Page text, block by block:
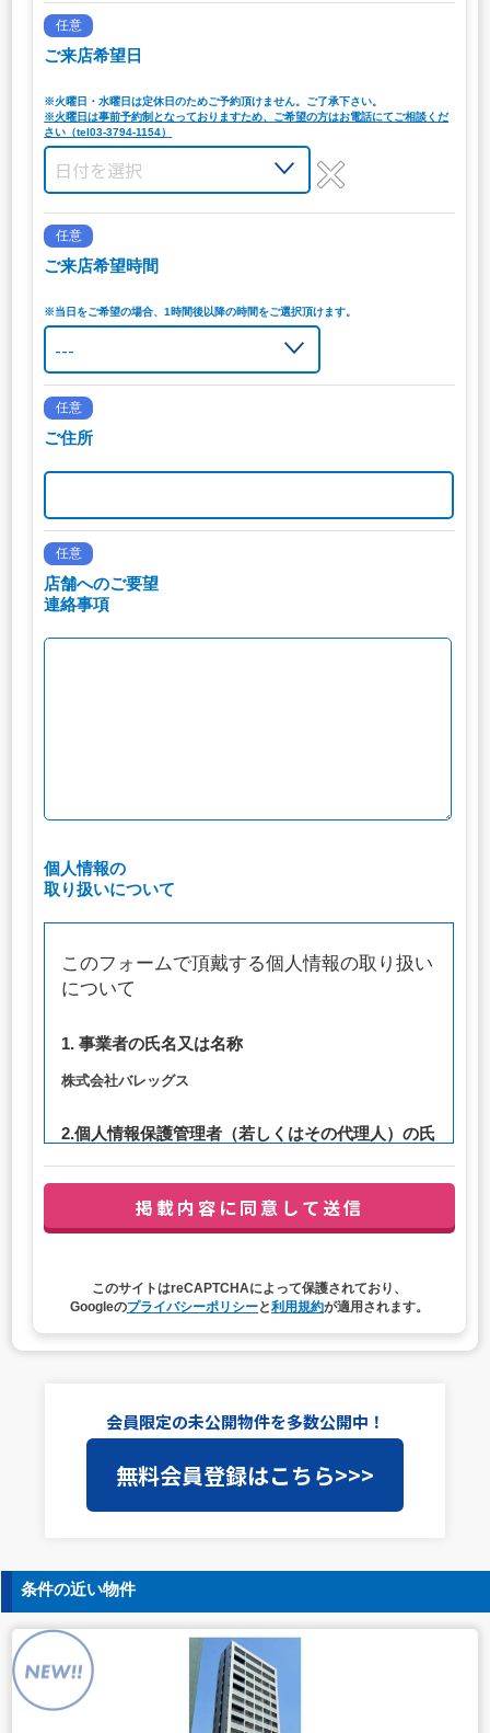
任意
ご来店希望日
※火曜日・水曜日は定休日のためご予約頂けません。ご了承下さい。
※火曜日は事前予約制となっておりますため、ご希望の方はお電話にてご相談くだ
さい（tel03-3794-1154）
任意
ご来店希望時間
※当日をご希望の場合、1時間後以降の時間をご選択頂けます。
任意
ご住所
任意
店舗へのご要望
連絡事項
個人情報の
取り扱いについて
このフォームで頂戴する個人情報の取り扱い
について
1. 事業者の氏名又は名称
株式会社バレッグス
2.個人情報保護管理者（若しくはその代理人）の氏
連絡先：privacy@balleggs.co.jp
（1）お問い合わせ対応（本人への連絡を含む）のため
4. 個人情報取扱いの委託
当社は事業運営上、前項利用目的の範囲に限って個人情報
を外部に委託することがあります。この場合、個人情報保
護水準の高い委託先を選定し、個人情報の適正管理・機密
保持についての契約を交わし、適切な管理を実施させま
5. 個人情報の開示等の請求
ご本人様は、当社に対してご自身の個人情報の開示等（利
用目的の通知、開示、内容の訂正・追加・削除、利用の停
止または消去、第三者への提供の停止）に関して、下記の
当社問合わせ窓口に申し出ることができます。その際、当
社はお客様ご本人を確認させていただいたうえで、合理的
な間内に対応いたします。
このサイトはreCAPTCHAによって保護されており、
Googleのプライバシーポリシーと利用規約が適用されます。
会員限定の未公開物件を多数公開中！
無料会員登録はこちら>>>
条件の近い物件